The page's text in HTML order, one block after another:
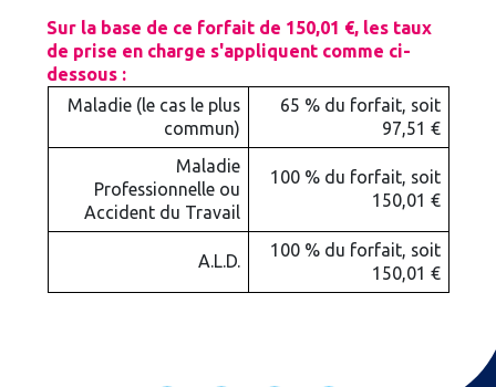
Sur la base de ce forfait de 150,01 €, les taux
de prise en charge s'appliquent comme ci-
dessous :
Maladie (le cas le plus
commun)
65 % du forfait, soit
97,51 €
Maladie
Professionnelle ou
Accident du Travail
100 % du forfait, soit
150,01 €
A.L.D.
100 % du forfait, soit
150,01 €